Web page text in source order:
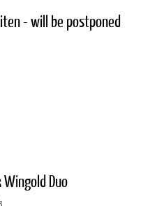
- will be postponed
Wingold Duo